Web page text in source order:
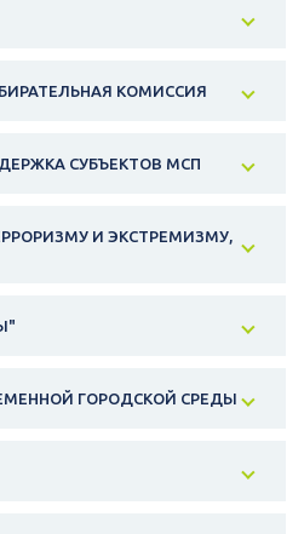
КОМИССИЯ
СУБЪЕКТОВ МСП
И ЭКСТРЕМИЗМУ,
ГОРОДСКОЙ СРЕДЫ